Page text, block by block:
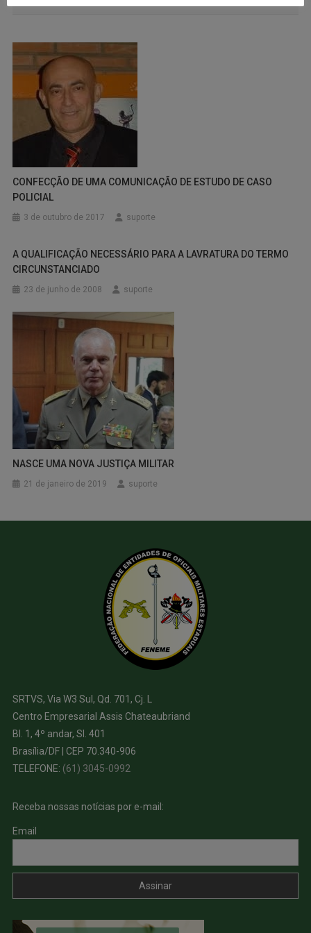
CONFECÇÃO DE UMA COMUNICAÇÃO DE ESTUDO DE CASO
POLICIAL
3 de outubro de 2017 suporte
A QUALIFICAÇÃO NECESSÁRIO PARA A LAVRATURA DO TERMO
CIRCUNSTANCIADO
23 de junho de 2008 suporte
NASCE UMA NOVA JUSTIÇA MILITAR
21 de janeiro de 2019 suporte
SRTVS, Via W3 Sul, Qd. 701, Cj. L
Centro Empresarial Assis Chateaubriand
Bl. 1, 4º andar, Sl. 401
Brasília/DF | CEP 70.340-906
TELEFONE: (61) 3045-0992
Receba nossas notícias por e-mail:
Email